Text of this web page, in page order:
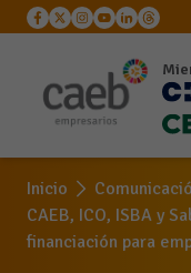
Inicio
CAEB, ICO, ISBA y
financiación para